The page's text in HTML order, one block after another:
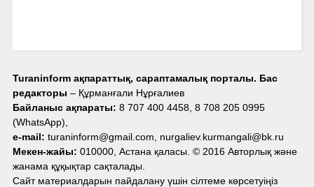
Turaninform ақпараттық, сараптамалық порталы. Бас
редакторы – Құрманғали Нұрғалиев
Байланыс ақпараты: 8 707 400 4458, 8 708 205 0995
(WhatsApp),
e-mail: turaninform@gmail.com, nurgaliev.kurmangali@bk.ru
Мекен-жайы: 010000, Астана қаласы. © 2016 Авторлық және
жанама құқықтар сақталады.
Сайт материалдарын пайдалану үшін сілтеме көрсетуіңіз